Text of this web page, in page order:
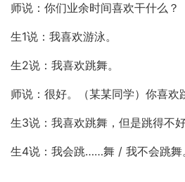
师说：你们业余时间喜欢干什么？
生1说：我喜欢游泳。
生2说：我喜欢跳舞。
师说：很好。（某某同学）你喜欢
生3说：我喜欢跳舞，但是跳得不好
生4说：我会跳……舞 / 我不会跳舞